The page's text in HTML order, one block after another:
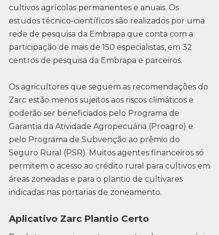
cultivos agrícolas permanentes e anuais. Os
estudos técnico-científicos são realizados por uma
rede de pesquisa da Embrapa que conta com a
participação de mais de 150 especialistas, em 32
centros de pesquisa da Embrapa e parceiros.
Os agricultores que seguem as recomendações do
Zarc estão menos sujeitos aos riscos climáticos e
poderão ser beneficiados pelo Programa de
Garantia da Atividade Agropecuária (Proagro) e
pelo Programa de Subvenção ao prêmio do
Seguro Rural (PSR). Muitos agentes financeiros só
permitem o acesso ao crédito rural para cultivos em
áreas zoneadas e para o plantio de cultivares
indicadas nas portarias de zoneamento.
Aplicativo Zarc Plantio Certo